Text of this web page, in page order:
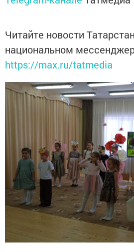
Читайте новости
национальном
https://max.ru/tatmedia